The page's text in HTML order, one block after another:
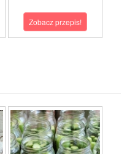
Zobacz przepis!